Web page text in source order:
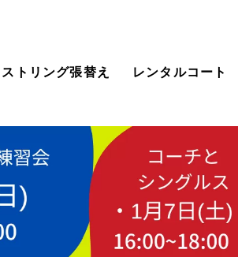
会員様向けのご案内
スクールのシステムの
WEB予約システムロ
グイン
ストリング張替え レンタルコート